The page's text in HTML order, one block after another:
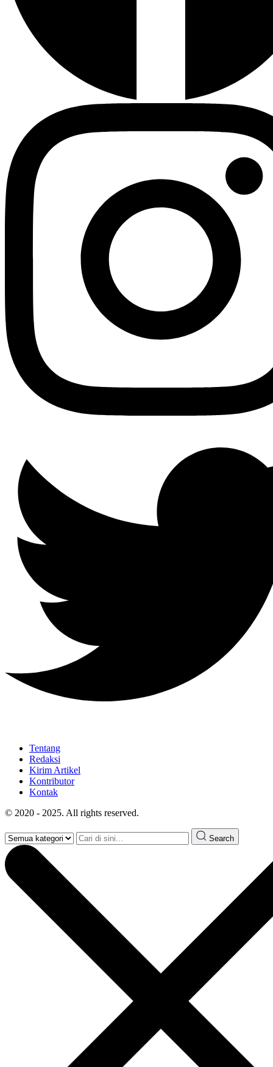
Tentang
Redaksi
Kirim Artikel
Kontributor
Kontak
© 2020 - 2025. All rights reserved.
Search